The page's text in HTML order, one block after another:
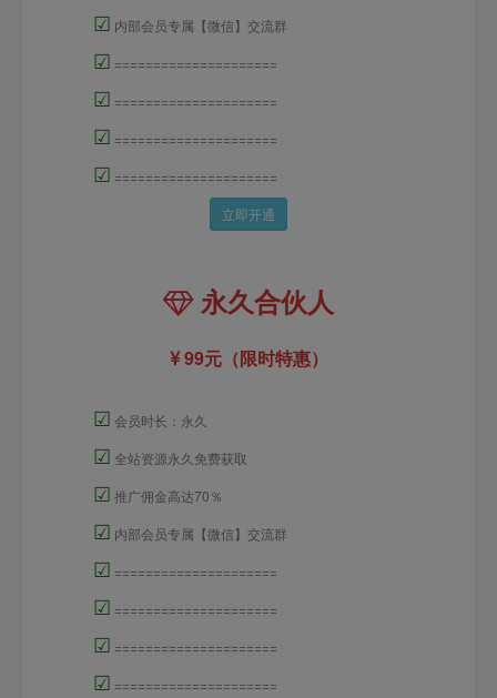
☑ 内部会员专属【微信】交流群
☑ =====================
☑ =====================
☑ =====================
☑ =====================
立即开通
永久合伙人
99元（限时特惠）
☑ 会员时长：永久
☑ 全站资源永久免费获取
☑ 推广佣金高达70％
☑ 内部会员专属【微信】交流群
☑ =====================
☑ =====================
☑ =====================
☑ =====================